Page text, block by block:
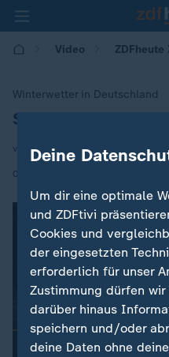
Video ZDFheute
Winterwetter in Deutschland
:
Schnee und Glätte
von Carlotta Vogelpohl
06.01.2026 | 09:15
Deine
Um dir eine optimale
und ZDFtivi
Cookies und
der eingesetzten
erforderlich für unser
Zustimmung dürfen
darüber hinaus
speichern und/oder
deine Daten ohne